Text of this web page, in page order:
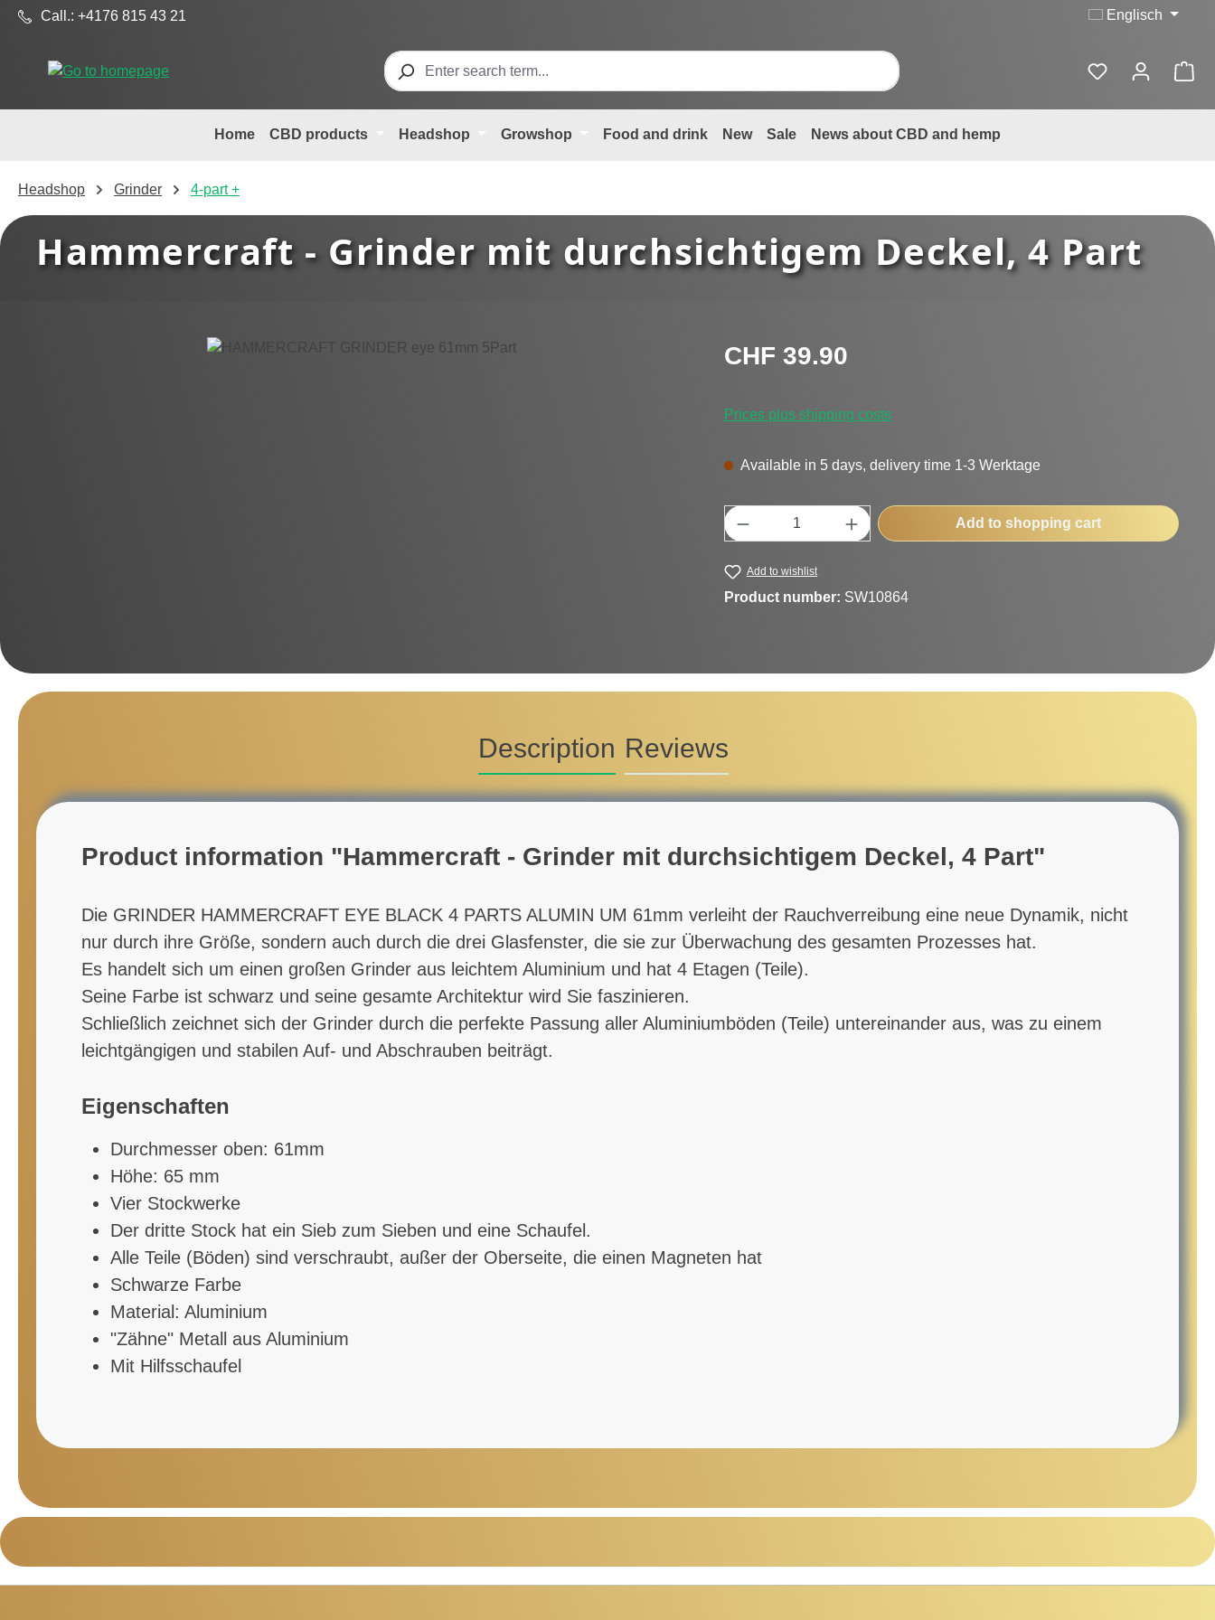
to main content
Skip to search
Skip to main navigation
Call.: +4176 815 43 21 Englisch
Home CBD products Headshop Growshop Food and drink New Sale News about CBD and hemp
Headshop Grinder 4-part +
Hammercraft - Grinder mit durchsichtigem Deckel, 4 Part
Regular price:
CHF 39.90
Prices plus shipping costs
Available in 5 days, delivery time 1-3 Werktage
Product Quantity: Enter the desired amount or
Add to shopping cart
Add to wishlist
Product number: SW10864
Description Reviews
Product information "Hammercraft - Grinder mit durchsichtigem Deckel, 4 Part"
Die GRINDER HAMMERCRAFT EYE BLACK 4 PARTS ALUMIN UM 61mm verleiht der Rauchverreibung eine neue Dynamik, nicht
nur durch ihre Größe, sondern auch durch die drei Glasfenster, die sie zur Überwachung des gesamten Prozesses hat.
Es handelt sich um einen großen Grinder aus leichtem Aluminium und hat 4 Etagen (Teile).
Seine Farbe ist schwarz und seine gesamte Architektur wird Sie faszinieren.
Schließlich zeichnet sich der Grinder durch die perfekte Passung aller Aluminiumböden (Teile) untereinander aus, was zu einem
leichtgängigen und stabilen Auf- und Abschrauben beiträgt.
Eigenschaften
Durchmesser oben: 61mm
Höhe: 65 mm
Vier Stockwerke
Der dritte Stock hat ein Sieb zum Sieben und eine Schaufel.
Alle Teile (Böden) sind verschraubt, außer der Oberseite, die einen Magneten hat
Schwarze Farbe
Material: Aluminium
"Zähne" Metall aus Aluminium
Mit Hilfsschaufel